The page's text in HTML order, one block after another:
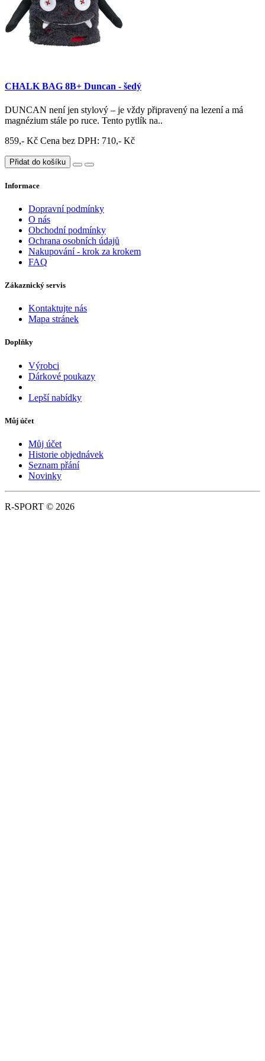
CHALK BAG 8B+ Duncan - šedý
DUNCAN není jen stylový – je vždy připravený na lezení a má
magnézium stále po ruce. Tento pytlík na..
859,- Kč Cena bez DPH: 710,- Kč
Přidat do košíku
Informace
Dopravní podmínky
O nás
Obchodní podmínky
Ochrana osobních údajů
Nakupování - krok za krokem
FAQ
Zákaznický servis
Kontaktujte nás
Mapa stránek
Doplňky
Výrobci
Dárkové poukazy
Lepší nabídky
Můj účet
Můj účet
Historie objednávek
Seznam přání
Novinky
R-SPORT © 2026